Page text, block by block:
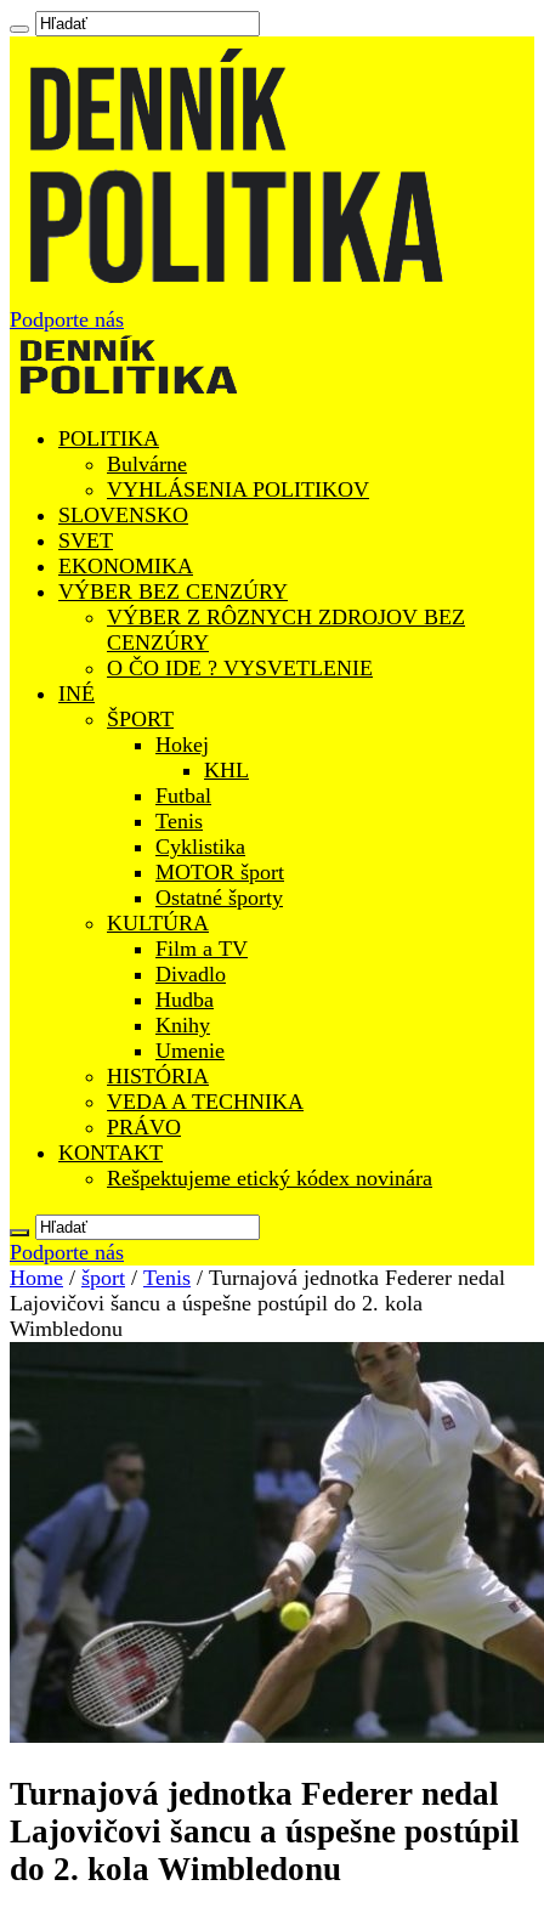
Podporte nás
POLITIKA
Bulvárne
VYHLÁSENIA POLITIKOV
SLOVENSKO
SVET
EKONOMIKA
VÝBER BEZ CENZÚRY
VÝBER Z RÔZNYCH ZDROJOV BEZ
CENZÚRY
O ČO IDE ? VYSVETLENIE
INÉ
ŠPORT
Hokej
KHL
Futbal
Tenis
Cyklistika
MOTOR šport
Ostatné športy
KULTÚRA
Film a TV
Divadlo
Hudba
Knihy
Umenie
HISTÓRIA
VEDA A TECHNIKA
PRÁVO
KONTAKT
Rešpektujeme etický kódex novinára
Podporte nás
Home / šport / Tenis / Turnajová jednotka Federer nedal
Lajovičovi šancu a úspešne postúpil do 2. kola
Wimbledonu
Turnajová jednotka Federer nedal
Lajovičovi šancu a úspešne postúpil
do 2. kola Wimbledonu